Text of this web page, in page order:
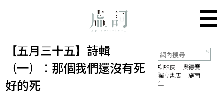
【五月三十五】詩輯
（一）：那個我們還沒有死
好的死
蜘蛛俠
奧德賽
獨立書店
施南
生